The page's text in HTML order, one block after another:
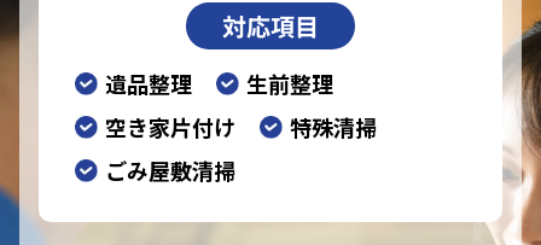
対応項目
遺品整理
生前整理
空き家片付け
特殊清掃
ごみ屋敷清掃